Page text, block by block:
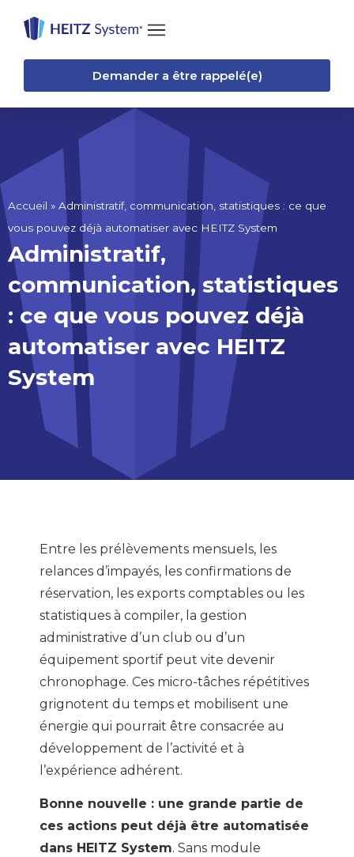
Demander a être rappelé(e)
Accueil » Administratif, communication, statistiques : ce que
vous pouvez déjà automatiser avec HEITZ System
Administratif,
communication, statistiques
: ce que vous pouvez déjà
automatiser avec HEITZ
System
Entre les prélèvements mensuels, les
relances d’impayés, les confirmations de
réservation, les exports comptables ou les
statistiques à compiler, la gestion
administrative d’un club ou d’un
équipement sportif peut vite devenir
chronophage. Ces micro-tâches répétitives
grignotent du temps et mobilisent une
énergie qui pourrait être consacrée au
développement de l’activité et à
l’expérience adhérent.
Bonne nouvelle : une grande partie de
ces actions peut déjà être automatisée
dans HEITZ System. Sans module